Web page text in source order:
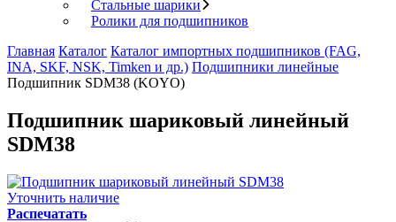
Стальные шарики
Ролики для подшипников
Главная Каталог Каталог импортных подшипников (FAG,
INA, SKF, NSK, Timken и др.) Подшипники линейные
Подшипник SDM38 (KOYO)
Подшипник шариковый линейный
SDM38
Уточнить наличие
Распечатать